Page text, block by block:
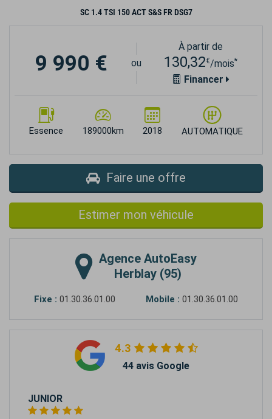
SC 1.4 TSI 150 ACT S&S FR DSG7
Essence 189000km 2018 AUTOMATIQUE
9 990 € ou
À partir de
130,32€/mois*
Financer
Faire une offre
Estimer mon véhicule
Agence AutoEasy
Herblay (95)
Fixe : 01.30.36.01.00 Mobile : 01.30.36.01.00
4.3
44 avis Google
JUNIOR